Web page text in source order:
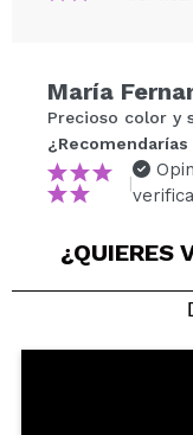
Tu vídeo
María
Precioso color y
|
¿QUIERES